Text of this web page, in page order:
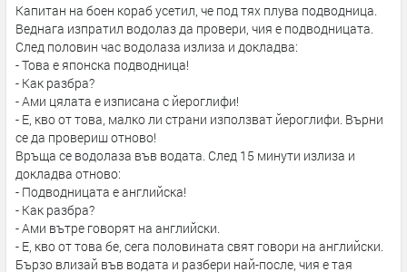
Капитан на боен кораб усетил, че под тях плува подводница.
Веднага изпратил водолаз да провери, чия е подводницата.
След половин час водолаза излиза и докладва:
- Това е японска подводница!
- Как разбра?
- Ами цялата е изписана с йероглифи!
- Е, кво от това, малко ли страни използват йероглифи. Върни
се да провериш отново!
Връща се водолаза във водата. След 15 минути излиза и
докладва отново:
- Подводницата е английска!
- Как разбра?
- Ами вътре говорят на английски.
- Е, кво от това бе, сега половината свят говори на английски.
Бързо влизай във водата и разбери най-после, чия е тая